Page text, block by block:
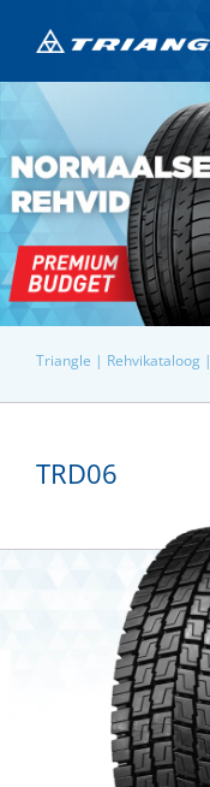
Triangle | Rehvikataloog |
TRD06